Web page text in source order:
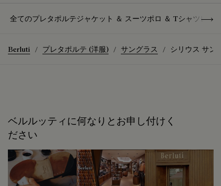
全てのプレタポルテジャケット ＆ スーツポロ ＆ Tシャツ レザ
Berluti プレタポルテ (洋服) サングラス シリウス サン
ベルルッティに何なりとお申し付けく
ださい